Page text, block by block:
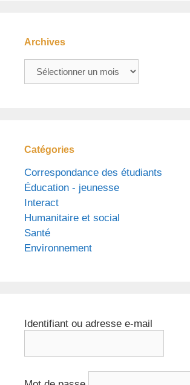
Archives
Archives
Catégories
Correspondance des étudiants
Éducation - jeunesse
Interact
Humanitaire et social
Santé
Environnement
Identifiant ou adresse e-mail